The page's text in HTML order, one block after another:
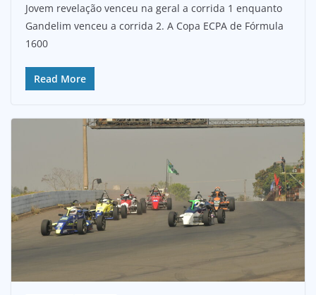
Jovem revelação venceu na geral a corrida 1 enquanto
Gandelim venceu a corrida 2. A Copa ECPA de Fórmula
1600
Read More